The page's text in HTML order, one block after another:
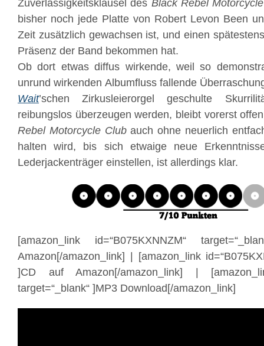
Zuverlässigkeitsklausel des Black Rebel
bisher noch jede Platte von Robert Levon Been
Zeit zusätzlich gewachsen ist, und einen
Präsenz der Band bekommen hat.
Ob dort etwas diffus wirkende, weil so
unrund wirkenden Albumfluss fallende
Wait’schen Zirkusleierorgel geschulte
reibungslos überzeugen werden, bleibt vorerst
Rebel Motorcycle Clubauch ohne neuerlich
halten wird, bis sich etwaige neue
Lederjackenträger einstellen, ist allerdings klar.
[amazon_link id=“B075KXNNZM“
Amazon[/amazon_link] | [amazon_link
]CD auf Amazon[/amazon_link] |
target=“_blank“ ]MP3 Download[/amazon_link]